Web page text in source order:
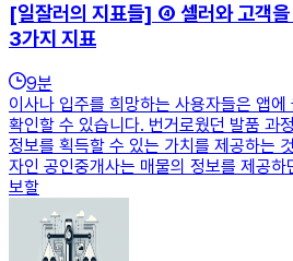
[일잘러의 지표들] ④ 셀러와 고객을
3가지 지표
9분
이사나 입주를 희망하는 사용자들은 앱
확인할 수 있습니다. 번거로웠던 발품 과
정보를 획득할 수 있는 가치를 제공하는
자인 공인중개사는 매물의 정보를 제공
보할